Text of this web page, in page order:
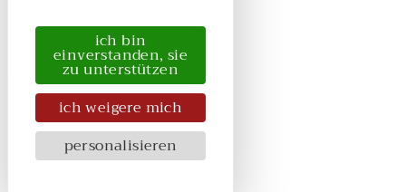
ich bin
einverstanden, sie
zu unterstützen
ich weigere mich
personalisieren